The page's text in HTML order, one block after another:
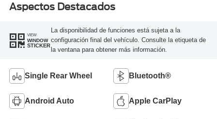
Aspectos Destacados
VIEW
WINDOW
STICKER
La disponibilidad de funciones está sujeta a la
configuración final del vehículo. Consulte la etiqueta de
la ventana para obtener más información.
Single Rear Wheel Bluetooth®
Android Auto Apple CarPlay